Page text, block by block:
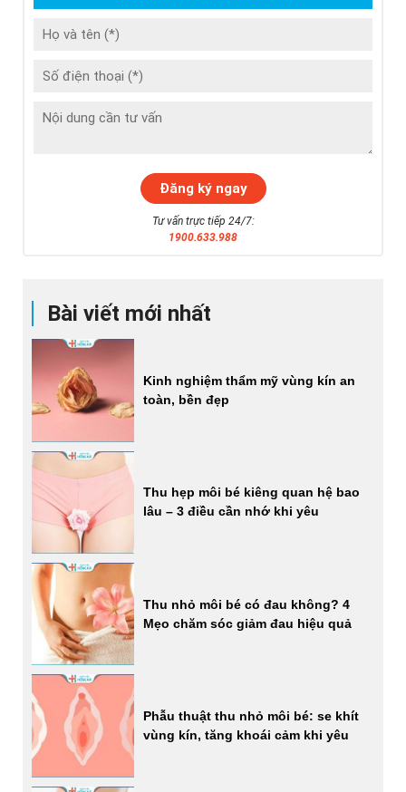
Bài viết mới nhất
Kinh nghiệm thẩm mỹ vùng kín an
toàn, bền đẹp
Thu hẹp môi bé kiêng quan hệ bao
lâu – 3 điều cần nhớ khi yêu
Thu nhỏ môi bé có đau không? 4
Mẹo chăm sóc giảm đau hiệu quả
Phẫu thuật thu nhỏ môi bé: se khít
vùng kín, tăng khoái cảm khi yêu
Tư vấn trực tiếp 24/7:
1900.633.988